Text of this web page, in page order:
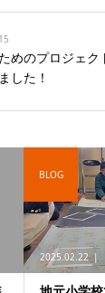
めのプロジェク
した！
2025.02.22
BLOG